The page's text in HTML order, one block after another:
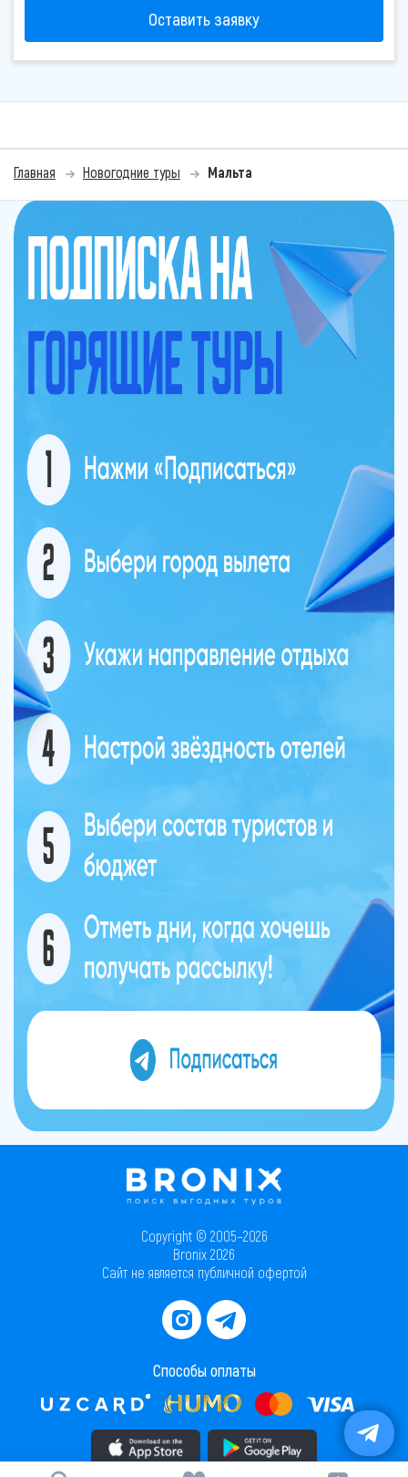
Оставить заявку
Главная Новогодние туры Мальта
Copyright © 2005–2026
Bronix 2026
Сайт не является публичной офертой
Способы оплаты
Скачать приложение в AppStore Скачать приложение в PlayMarket